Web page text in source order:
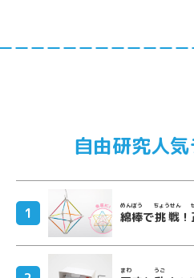
自由研究人
綿棒
めんぼう
で挑戦
ちょうせん
！
まわ うご